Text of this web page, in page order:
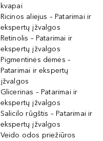
kvapai
Ricinos aliejus – Patarimai ir
ekspertų įžvalgos
Retinolis – Patarimai ir
ekspertų įžvalgos
Pigmentinės dėmės –
Patarimai ir ekspertų
įžvalgos
Glicerinas – Patarimai ir
ekspertų įžvalgos
Salicilo rūgštis – Patarimai ir
ekspertų įžvalgos
Veido odos priežiūros